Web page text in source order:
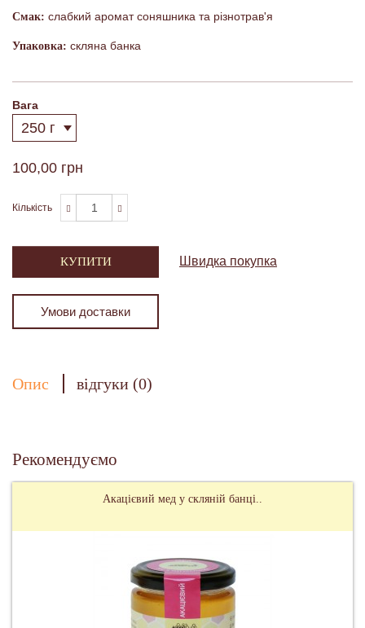
Смак: слабкий аромат соняшника та різнотрав'я
Упаковка: скляна банка
Вага
100,00 грн
Кількість
КУПИТИ Швидка покупка
Умови доставки
Опис відгуки (0)
Рекомендуємо
Акацієвий мед у скляній банці..